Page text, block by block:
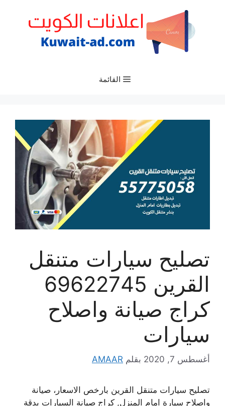
القائمة
تصليح سيارات متنقل
القرين 69622745
كراج صيانة واصلاح
سيارات
أغسطس 7, 2020 بقلم AMAAR
تصليح سيارات متنقل القرين بارخص الاسعار، صيانة
واصلاح سيارة امام المنزل, كراج صيانة السيارات بدقة